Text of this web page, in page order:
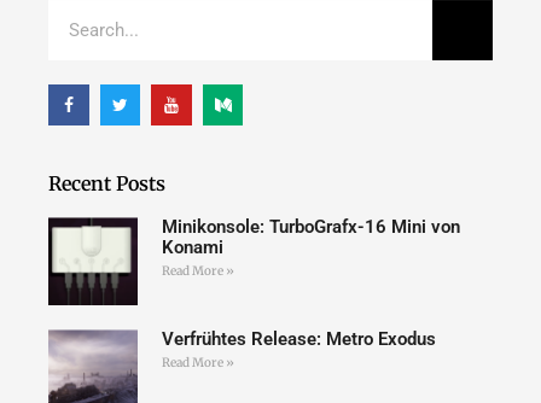
Recent Posts
Minikonsole: TurboGrafx-16 Mini von
Konami
Read More »
Verfrühtes Release: Metro Exodus
Read More »